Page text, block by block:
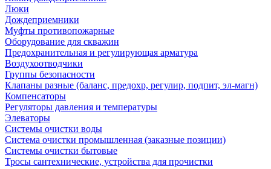
Люки
Дождеприемники
Муфты противопожарные
Оборудование для скважин
Предохранительная и регулирующая арматура
Воздухоотводчики
Группы безопасности
Клапаны разные (баланс, предохр, регулир, подпит, эл-магн)
Компенсаторы
Регуляторы давления и температуры
Элеваторы
Системы очистки воды
Система очистки промышленная (заказные позиции)
Системы очистки бытовые
Тросы сантехнические, устройства для прочистки